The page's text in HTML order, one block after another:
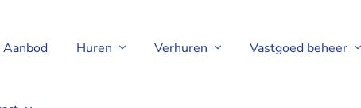
Aanbod Huren Verhuren Vastgoed beheer